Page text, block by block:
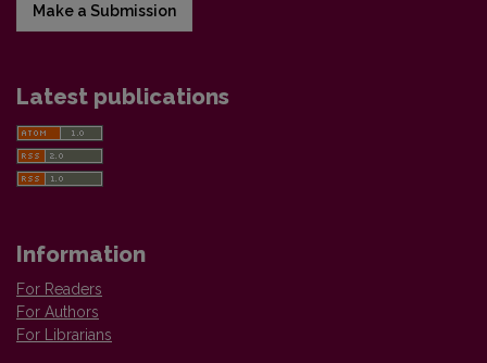
Make a Submission
Latest publications
Information
For Readers
For Authors
For Librarians